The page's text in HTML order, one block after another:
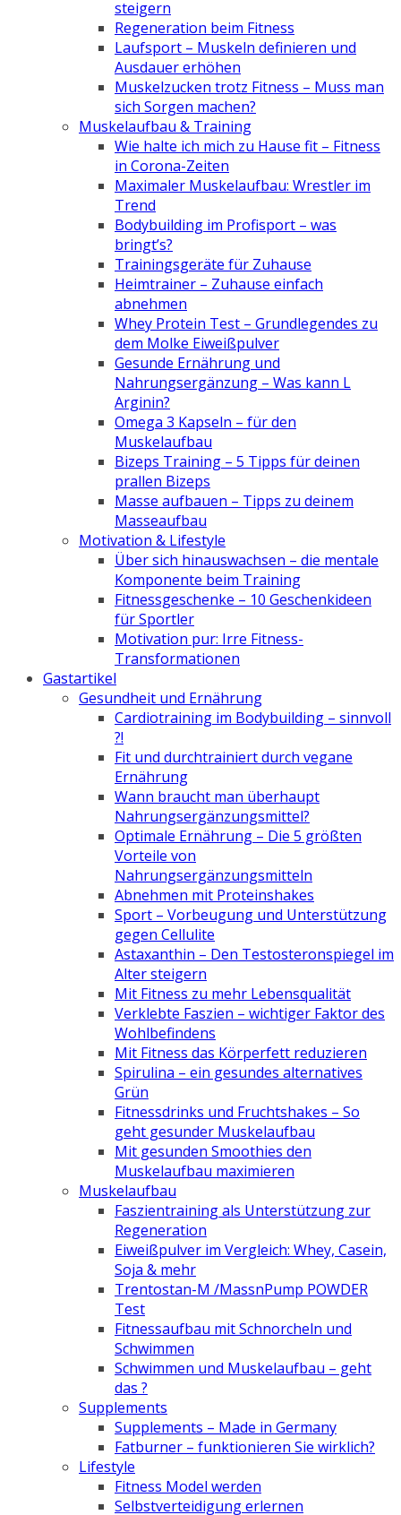
steigern
Regeneration beim Fitness
Laufsport – Muskeln definieren und
Ausdauer erhöhen
Muskelzucken trotz Fitness – Muss man
sich Sorgen machen?
Muskelaufbau & Training
Wie halte ich mich zu Hause fit – Fitness
in Corona-Zeiten
Maximaler Muskelaufbau: Wrestler im
Trend
Bodybuilding im Profisport – was
bringt’s?
Trainingsgeräte für Zuhause
Heimtrainer – Zuhause einfach
abnehmen
Whey Protein Test – Grundlegendes zu
dem Molke Eiweißpulver
Gesunde Ernährung und
Nahrungsergänzung – Was kann L
Arginin?
Omega 3 Kapseln – für den
Muskelaufbau
Bizeps Training – 5 Tipps für deinen
prallen Bizeps
Masse aufbauen – Tipps zu deinem
Masseaufbau
Motivation & Lifestyle
Über sich hinauswachsen – die mentale
Komponente beim Training
Fitnessgeschenke – 10 Geschenkideen
für Sportler
Motivation pur: Irre Fitness-
Transformationen
Gastartikel
Gesundheit und Ernährung
Cardiotraining im Bodybuilding – sinnvoll
?!
Fit und durchtrainiert durch vegane
Ernährung
Wann braucht man überhaupt
Nahrungsergänzungsmittel?
Optimale Ernährung – Die 5 größten
Vorteile von
Nahrungsergänzungsmitteln
Abnehmen mit Proteinshakes
Sport – Vorbeugung und Unterstützung
gegen Cellulite
Astaxanthin – Den Testosteronspiegel im
Alter steigern
Mit Fitness zu mehr Lebensqualität
Verklebte Faszien – wichtiger Faktor des
Wohlbefindens
Mit Fitness das Körperfett reduzieren
Spirulina – ein gesundes alternatives
Grün
Fitnessdrinks und Fruchtshakes – So
geht gesunder Muskelaufbau
Mit gesunden Smoothies den
Muskelaufbau maximieren
Muskelaufbau
Faszientraining als Unterstützung zur
Regeneration
Eiweißpulver im Vergleich: Whey, Casein,
Soja & mehr
Trentostan-M /MassnPump POWDER
Test
Fitnessaufbau mit Schnorcheln und
Schwimmen
Schwimmen und Muskelaufbau – geht
das ?
Supplements
Supplements – Made in Germany
Fatburner – funktionieren Sie wirklich?
Lifestyle
Fitness Model werden
Selbstverteidigung erlernen